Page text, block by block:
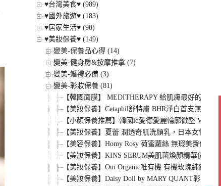
♥台灣美食♥ (989)
♥國外旅遊♥ (183)
♥居家生活♥ (98)
♥美妝保養♥ (149)
變美-保養品心得 (14)
變美-健身房&按摩推拿 (7)
變美-婚禮必備 (3)
變美-彩妝保養 (81)
【韓國面膜】 MEDITHERAPY 給肌膚最好的選擇
【美妝保養】Cetaphil舒特膚 BHR淨白首支無酸
【小顏保養推薦】韓國id愛德愛麗輪廓微整 V-緊
【美妝保養】夏蕾 潤透奇肌洗顏乳，日本女性愛
【美容保養】Homy Rosy 荷蜜蘿絲 無瑕美臀保養
【美妝保養】KINS SERUM美肌菌煥顏精華使用
【美妝保養】Oui Organic唯有機 有機玫瑰純露花
【美妝保養】Daisy Doll by MARY QUANT彩妝品